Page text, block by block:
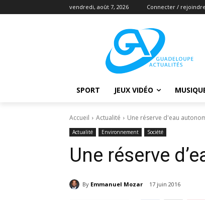
vendredi, août 7, 2026 Connecter / rejoindre
SPORT JEUX VIDÉO
Accueil Actualité Une réserve d'eau
Actualité Environnement Société
Une réserve
By Emmanuel Mozar 17 juin 2016